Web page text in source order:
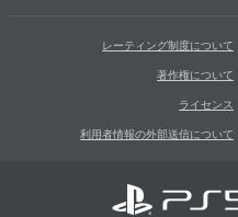
レーティング制度について
著作権について
ライセンス
利用者情報の外部送信について